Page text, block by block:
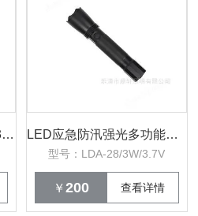
手提强光锂电充电手提灯3WLED探照矿用头灯 LED应急防汛强光多功能电筒电量显示聚光灯
型号：LDA-28/3W/3.7V
￥200 查看详情